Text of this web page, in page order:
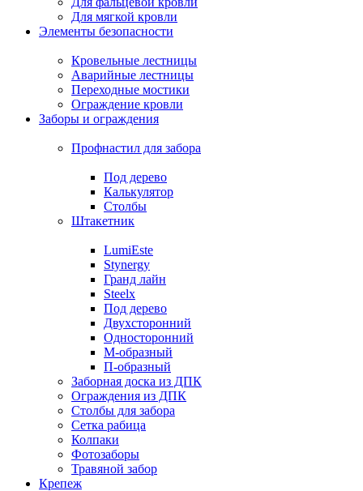
Для мягкой кровли
Элементы безопасности
Кровельные лестницы
Аварийные лестницы
Переходные мостики
Ограждение кровли
Заборы и ограждения
Профнастил для забора
Под дерево
Калькулятор
Столбы
Штакетник
LumiEste
Stynergy
Гранд лайн
Steelx
Под дерево
Двухсторонний
Односторонний
М-образный
П-образный
Заборная доска из ДПК
Ограждения из ДПК
Столбы для забора
Сетка рабица
Колпаки
Фотозаборы
Травяной забор
Крепеж